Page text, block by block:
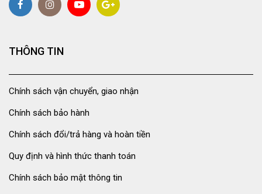
THÔNG TIN
Chính sách vận chuyển, giao nhận
Chính sách bảo hành
Chính sách đổi/trả hàng và hoàn tiền
Quy định và hình thức thanh toán
Chính sách bảo mật thông tin